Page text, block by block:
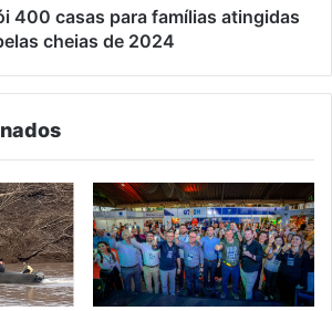
400 casas para famílias atingidas
cheias de 2024